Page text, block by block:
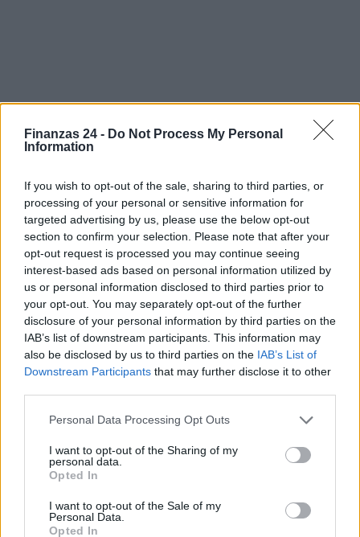
Finanzas 24 - Do Not Process My Personal
Information
If you wish to opt-out of the sale, sharing to third parties, or
processing of your personal or sensitive information for
targeted advertising by us, please use the below opt-out
section to confirm your selection. Please note that after your
opt-out request is processed you may continue seeing
interest-based ads based on personal information utilized by
us or personal information disclosed to third parties prior to
your opt-out. You may separately opt-out of the further
disclosure of your personal information by third parties on the
IAB’s list of downstream participants. This information may
also be disclosed by us to third parties on the IAB’s List of
Downstream Participants that may further disclose it to other
Please note that this website/app uses one or more Google
not limited to your visit or usage behaviour. You may click to
grant or deny consent to Google and its third-party tags to
use your data for below specified purposes in below Google
consent section.
Personal Data Processing Opt Outs
I want to opt-out of the Sharing of my
personal data.
Opted In
I want to opt-out of the Sale of my
Personal Data.
Opted In
AUTOR
Francesca Spadaro reconstruyó una cadena
de inversiones veronesa partiendo de los
balances depositados en la Cámara de
Comercio; analista financiera que coordina
expedientes sobre pymes y mercados.
Licenciada en economía, colabora con
cámaras locales y realiza boletines
económicos territoriales.